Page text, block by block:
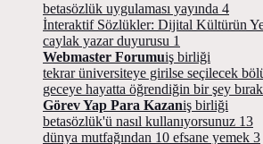
betasözlük uygulaması yayında 4
İnteraktif Sözlükler: Dijital Kültürün
caylak yazar duyurusu 1
Webmaster Forumuiş birliği
tekrar üniversiteye girilse seçilecek
geceye hayatta öğrendiğin bir şey bırak
Görev Yap Para Kazaniş birliği
betasözlük'ü nasıl kullanıyorsunuz 13
dünya mutfağından 10 efsane yemek 3